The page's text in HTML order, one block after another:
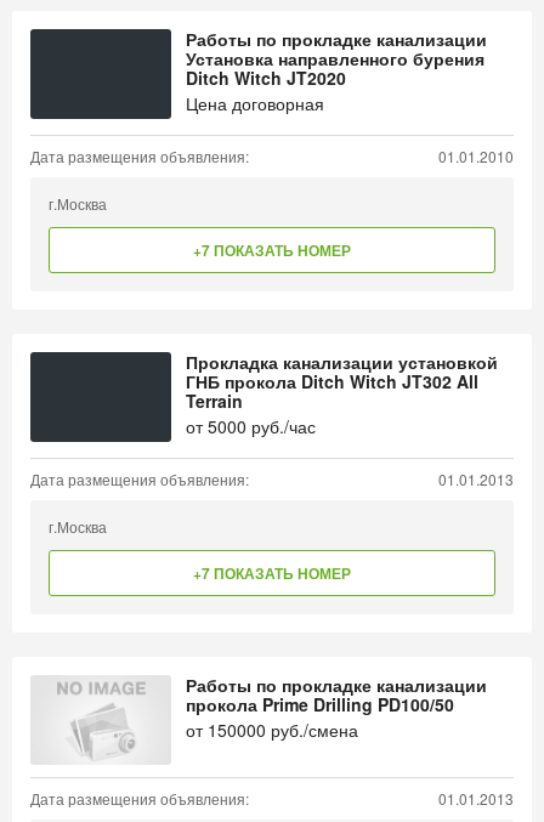
Работы по прокладке канализации
Установка направленного бурения
Ditch Witch JT2020
Цена договорная
Дата размещения объявления: 01.01.2010
г.Москва
+7 ПОКАЗАТЬ НОМЕР
Прокладка канализации установкой
ГНБ прокола Ditch Witch JT302 All
Terrain
от5000 руб./час
Дата размещения объявления: 01.01.2013
г.Москва
+7 ПОКАЗАТЬ НОМЕР
Работы по прокладке канализации
прокола Prime Drilling PD100/50
от 150000 руб./смена
Дата размещения объявления: 01.01.2013